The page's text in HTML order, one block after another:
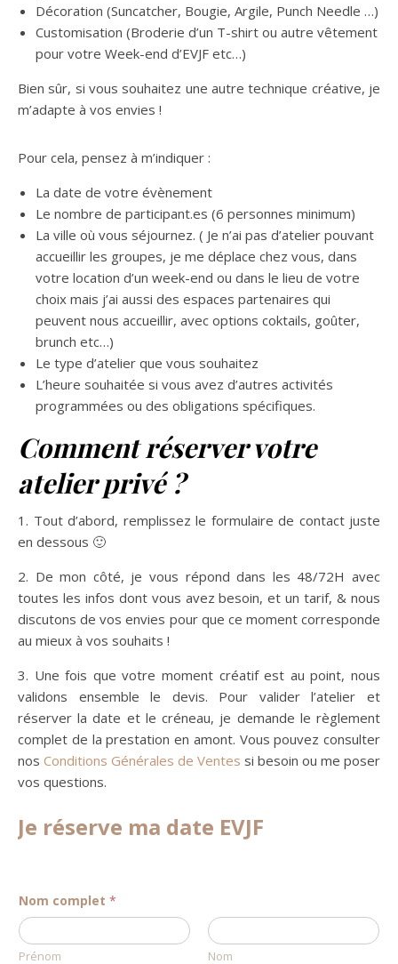
Décoration (Suncatcher, Bougie, Argile, Punch Needle …)
Customisation (Broderie d’un T-shirt ou autre vêtement
pour votre Week-end d’EVJF etc…)
Bien sûr, si vous souhaitez une autre technique créative, je
m’adapte à vos envies !
Pour cela, pensez à m’indiquer :
La date de votre évènement
Le nombre de participant.es (6 personnes minimum)
La ville où vous séjournez. ( Je n’ai pas d’atelier pouvant
accueillir les groupes, je me déplace chez vous, dans
votre location d’un week-end ou dans le lieu de votre
choix mais j’ai aussi des espaces partenaires qui
peuvent nous accueillir, avec options coktails, goûter,
brunch etc…)
Le type d’atelier que vous souhaitez
L’heure souhaitée si vous avez d’autres activités
programmées ou des obligations spécifiques.
Comment réserver votre
atelier privé ?
1. Tout d’abord, remplissez le formulaire de contact juste
en dessous 🙂
2. De mon côté, je vous répond dans les 48/72H avec
toutes les infos dont vous avez besoin, et un tarif, & nous
discutons de vos envies pour que ce moment corresponde
au mieux à vos souhaits !
3. Une fois que votre moment créatif est au point, nous
validons ensemble le devis. Pour valider l’atelier et
réserver la date et le créneau, je demande le règlement
complet de la prestation en amont. Vous pouvez consulter
nos Conditions Générales de Ventes si besoin ou me poser
vos questions.
Je réserve ma date EVJF
Nom complet *
Prénom Nom